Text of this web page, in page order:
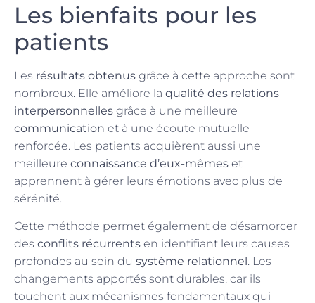
Les bienfaits pour les
patients
Les résultats obtenus grâce à cette approche sont
nombreux. Elle améliore la qualité des relations
interpersonnelles grâce à une meilleure
communication et à une écoute mutuelle
renforcée. Les patients acquièrent aussi une
meilleure connaissance d’eux-mêmes et
apprennent à gérer leurs émotions avec plus de
sérénité.
Cette méthode permet également de désamorcer
des conflits récurrents en identifiant leurs causes
profondes au sein du système relationnel . Les
changements apportés sont durables, car ils
touchent aux mécanismes fondamentaux qui